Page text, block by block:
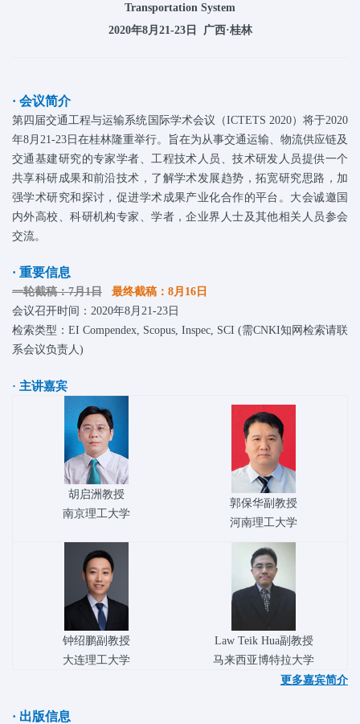
Transportation System
2020年8月21-23日 广西·桂林
· 会议简介
第四届交通工程与运输系统国际学术会议（ICTETS 2020）将于2020
年8月21-23日在桂林隆重举行。旨在为从事交通运输、物流供应链及
交通基建研究的专家学者、工程技术人员、技术研发人员提供一个
共享科研成果和前沿技术，了解学术发展趋势，拓宽研究思路，加
强学术研究和探讨，促进学术成果产业化合作的平台。大会诚邀国
内外高校、科研机构专家、学者，企业界人士及其他相关人员参会
交流。
· 重要信息
一轮截稿：7月1日 最终截稿：8月16日
会议召开时间：2020年8月21-23日
检索类型：EI Compendex, Scopus, Inspec, SCI (需CNKI知网检索请联
系会议负责人)
· 主讲嘉宾
胡启洲教授
南京理工大学
郭保华副教授
河南理工大学
钟绍鹏副教授
大连理工大学
Law Teik Hua副教授
马来西亚博特拉大学
更多嘉宾简介
· 出版信息